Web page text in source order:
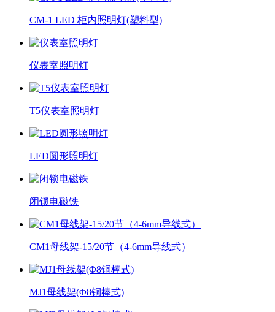
CM-1 LED 柜内照明灯(塑料型)
仪表室照明灯
T5仪表室照明灯
LED圆形照明灯
闭锁电磁铁
CM1母线架-15/20节（4-6mm导线式）
MJ1母线架(Φ8铜棒式)